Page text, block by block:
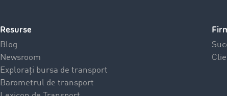
Resurse
Blog
Newsroom
Explorați bursa de transport
Barometrul de transport